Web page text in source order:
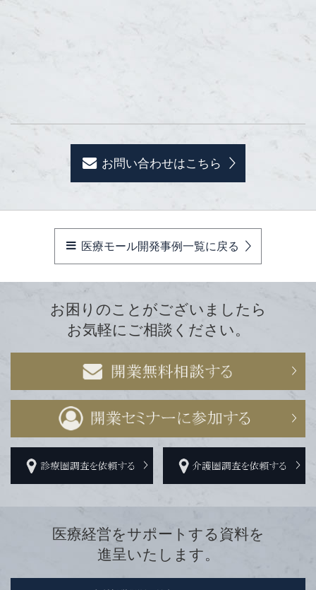
お問い合わせはこちら
医療モール開発事例一覧に戻る
お困りのことがございましたら
お気軽にご相談ください。
医療経営をサポートする資料を
進呈いたします。